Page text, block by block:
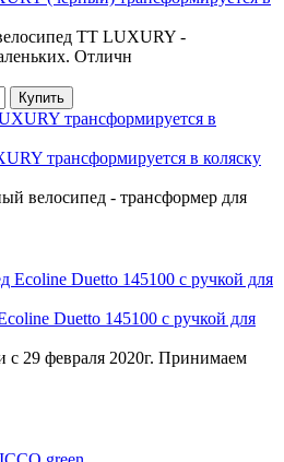
TT LUXURY -
Отличн
трансформируется в коляску
велосипед - трансформер для
Duetto 145100 с ручкой для
февраля 2020г. Принимаем